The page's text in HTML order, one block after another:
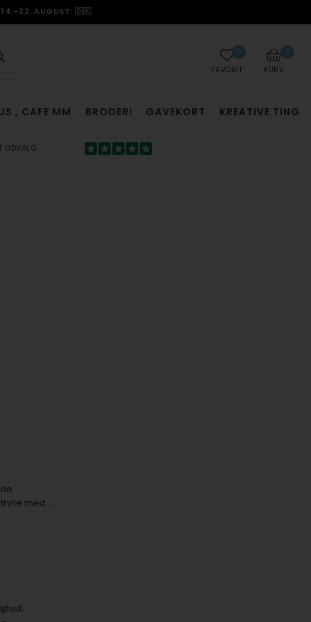
14.–22. AUGUST. 🇩🇰
0
KURV
0
FAVORIT
, CAFE MM BRODERI GAVEKORT KREATIVE TING
UDVALG
med......